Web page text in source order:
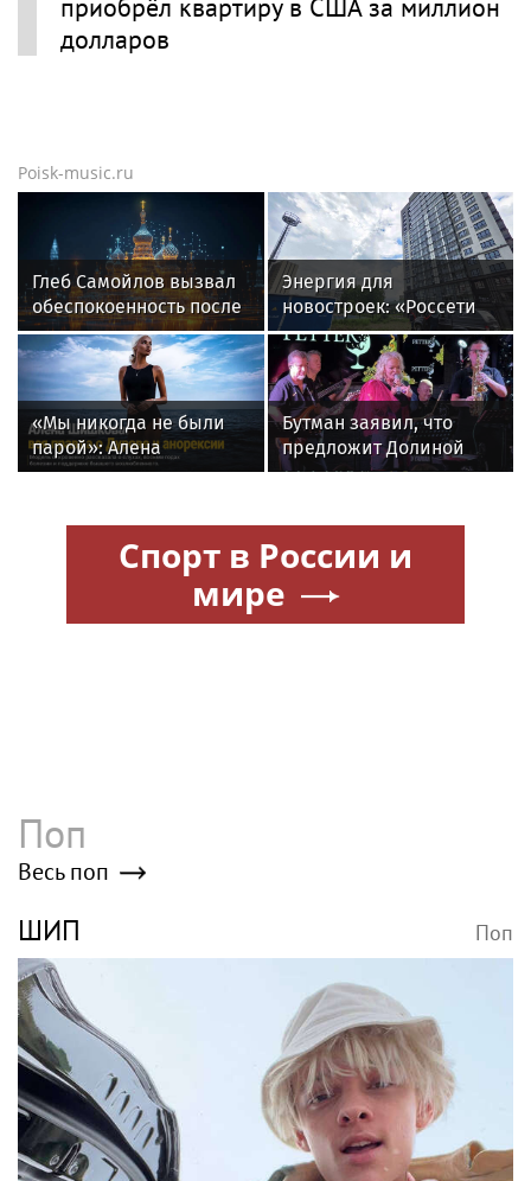
приобрёл квартиру в США за миллион
долларов
Poisk-music.ru
Глеб Самойлов вызвал
обеспокоенность после
концерта в Москве
Энергия для
новостроек: «Россети
Новосибирск»
обеспечили почти 12
МВт мощности для
новых жилых
кварталов
«Мы никогда не были
парой»: Алена
Шишкова — о Павле
анорексией и помощи
Бутман заявил, что
предложит Долиной
кафедру в будущем
Спорт в России и
мире
Поп
Весь поп
ШИП Поп